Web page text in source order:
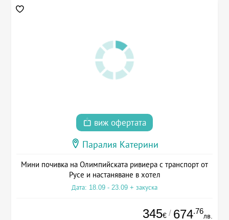
виж офертата
Паралия Катерини
Мини почивка на Олимпийската ривиера с транспорт от
Русе и настаняване в хотел
Дата: 18.09 - 23.09 + закуска
345€ / 674.76
лв.